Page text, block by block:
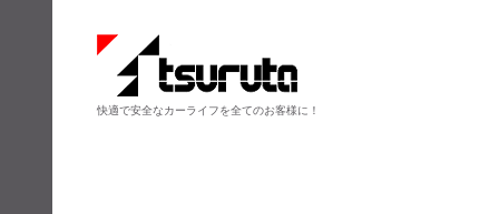
快適で安全なカーライフを全てのお客様に！